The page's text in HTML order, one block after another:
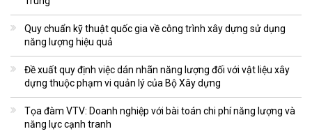
Quy chuẩn kỹ thuật quốc gia về công trình xây dựng sử dụng
năng lượng hiệu quả
Đề xuất quy định việc dán nhãn năng lượng đối với vật liệu xây
dựng thuộc phạm vi quản lý của Bộ Xây dựng
Tọa đàm VTV: Doanh nghiệp với bài toán chi phí năng lượng và
năng lực cạnh tranh